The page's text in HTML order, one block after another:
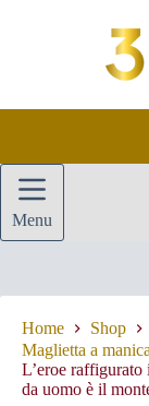
Menu
Home Shop
Maglietta a
L’eroe raffigurato
da uomo è il